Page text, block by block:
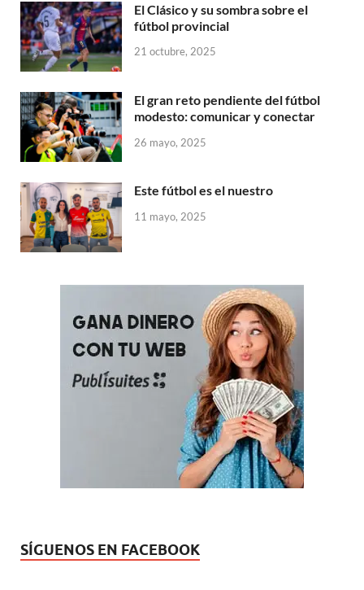
El Clásico y su sombra sobre el
fútbol provincial
21 octubre, 2025
El gran reto pendiente del fútbol
modesto: comunicar y conectar
26 mayo, 2025
Este fútbol es el nuestro
11 mayo, 2025
SÍGUENOS EN FACEBOOK